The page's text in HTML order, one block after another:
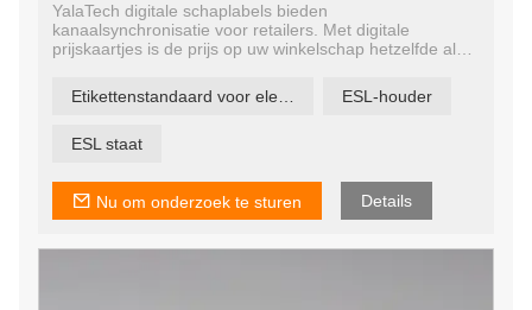
YalaTech digitale schaplabels bieden
kanaalsynchronisatie voor retailers. Met digitale
prijskaartjes is de prijs op uw winkelschap hetzelfde als
locaties. Hierdoor blijven uw online en offline kanalen
gesynchroniseerd om een ​​uniforme ervaring voor uw
ESL-houder
ESL staat
Nu om onderzoek te sturen Details